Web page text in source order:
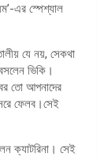
এর স্পেশ্যাল
যে নয়, সেকথা
ভিকি।
তো আপনাদের
ফেলব।সেই
ক্যাটরিনা। সেই